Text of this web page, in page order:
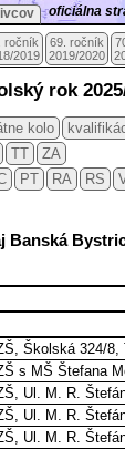
oficiálna
ročník
2019
69. ročník
2019/2020
rok
kolo
TT
ZA
PT RA RS
Banská
Školská 324/8,
s MŠ Štefana
Ul. M. R.
Ul. M. R.
Ul. M. R.